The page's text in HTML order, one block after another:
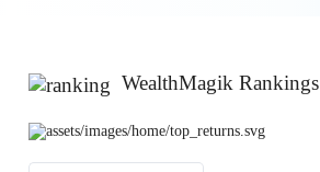
WealthMagik Rankings